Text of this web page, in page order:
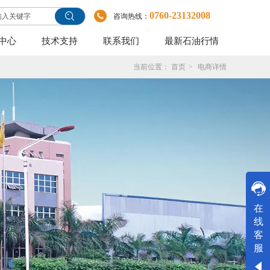
咨询热线： 0760-23132008
在
线
客
服
心 技术支持 联系我们 最新石油行情
当前位置： 首页 > 电商详情